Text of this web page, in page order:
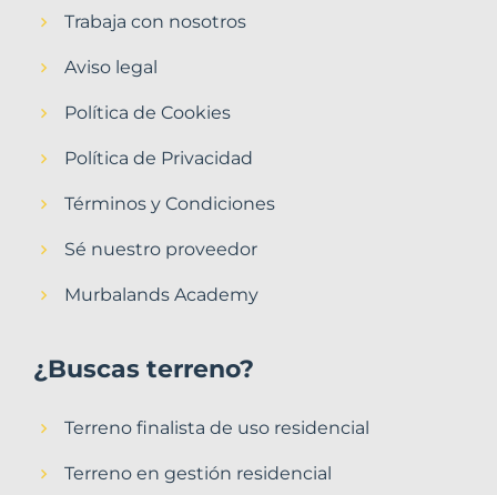
Trabaja con nosotros
Aviso legal
Política de Cookies
Política de Privacidad
Términos y Condiciones
Sé nuestro proveedor
Murbalands Academy
¿Buscas terreno?
Terreno finalista de uso residencial
Terreno en gestión residencial